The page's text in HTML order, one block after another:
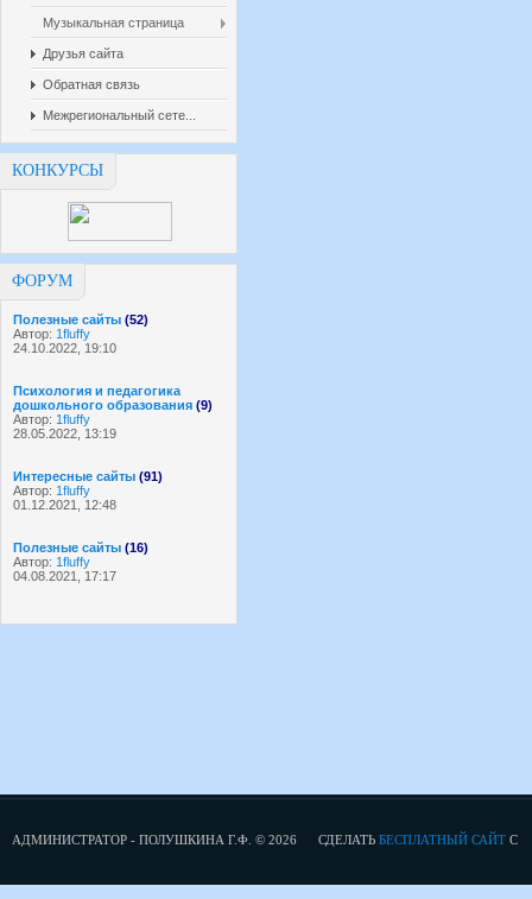
Музыкальная страница
Друзья сайта
Обратная связь
Межрегиональный сете...
КОНКУРСЫ
ФОРУМ
Полезные сайты (52)
Автор: 1fluffy
24.10.2022, 19:10
Психология и педагогика
дошкольного образования (9)
Автор: 1fluffy
28.05.2022, 13:19
Интересные сайты (91)
Автор: 1fluffy
01.12.2021, 12:48
Полезные сайты (16)
Автор: 1fluffy
04.08.2021, 17:17
АДМИНИСТРАТОР - ПОЛУШКИНА Г.Ф. © 2026 СДЕЛАТЬ БЕСПЛАТНЫЙ САЙТ С